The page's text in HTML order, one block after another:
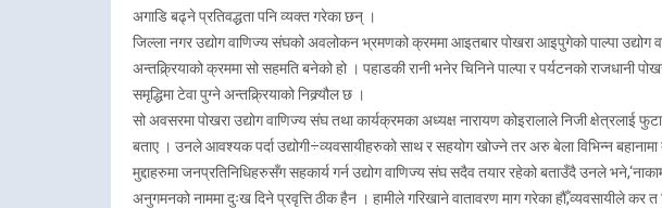
अगाडि बढ्ने प्रतिवद्धता पनि व्यक्त गरेका छन् ।
जिल्ला नगर उद्योग वाणिज्य संघको अवलोकन भ्रमणको क्रममा आइतबार पोखरा आइपुगेको पाल्पा उद्योग
अन्तक्र्रियाको क्रममा सो सहमति बनेको हो । पहाडकी रानी भनेर चिनिने पाल्पा र पर्यटनको राजधानी
समृद्धिमा टेवा पुग्ने अन्तक्र्रियाको निक्र्यौल छ ।
सो अवसरमा पोखरा उद्योग वाणिज्य संघ तथा कार्यक्रमका अध्यक्ष नारायण कोइरालाले निजी क्षेत्रलाई
बताए । उनले आवश्यक पर्दा उद्योगी÷व्यवसायीहरुको साथ र सहयोग खोज्ने तर अरु बेला विभिन्न
मुद्दाहरुमा जनप्रतिनिधिहरुसँग सहकार्य गर्न उद्योग वाणिज्य संघ सदैव तयार रहेको बताउँदै उनले
अनुगमनको नाममा दुःख दिने प्रवृत्ति ठीक हैन । हामीले गरिखाने वातावरण माग गरेका हौँ,व्यवसायीले कर त